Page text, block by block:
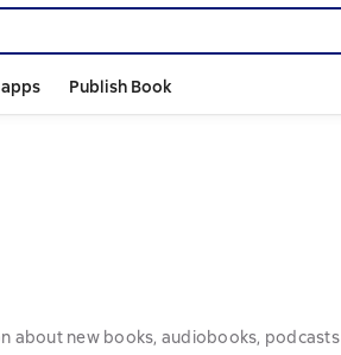
Publish Book
about new books, audiobooks, podcasts